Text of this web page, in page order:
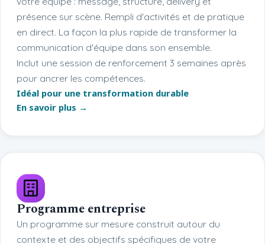
présence sur scène. Rempli d'activités et de pratique
en direct. La façon la plus rapide de transformer la
communication d'équipe dans son ensemble.
Inclut une session de renforcement 3 semaines après
pour ancrer les compétences.
Idéal pour une transformation durable
En savoir plus →
Programme entreprise
Un programme sur mesure construit autour du
contexte et des objectifs spécifiques de votre